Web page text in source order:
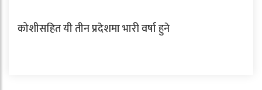
कोशीसहित यी तीन प्रदेशमा भारी वर्षा हुने